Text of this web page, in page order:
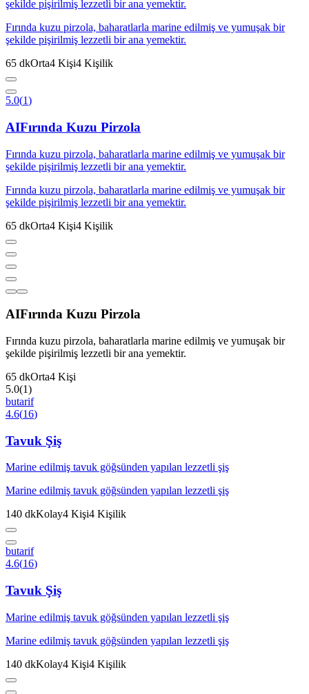
şekilde pişirilmiş lezzetli bir ana yemektir.
Fırında kuzu pirzola, baharatlarla marine edilmiş ve yumuşak bir
şekilde pişirilmiş lezzetli bir ana yemektir.
65 dkOrta4 Kişi4 Kişilik
5.0(1)
AIFırında Kuzu Pirzola
Fırında kuzu pirzola, baharatlarla marine edilmiş ve yumuşak bir
şekilde pişirilmiş lezzetli bir ana yemektir.
Fırında kuzu pirzola, baharatlarla marine edilmiş ve yumuşak bir
şekilde pişirilmiş lezzetli bir ana yemektir.
65 dkOrta4 Kişi4 Kişilik
AIFırında Kuzu Pirzola
Fırında kuzu pirzola, baharatlarla marine edilmiş ve yumuşak bir
şekilde pişirilmiş lezzetli bir ana yemektir.
65 dkOrta4 Kişi
5.0(1)
butarif
4.6(16)
Tavuk Şiş
Marine edilmiş tavuk göğsünden yapılan lezzetli şiş
Marine edilmiş tavuk göğsünden yapılan lezzetli şiş
140 dkKolay4 Kişi4 Kişilik
butarif
4.6(16)
Tavuk Şiş
Marine edilmiş tavuk göğsünden yapılan lezzetli şiş
Marine edilmiş tavuk göğsünden yapılan lezzetli şiş
140 dkKolay4 Kişi4 Kişilik